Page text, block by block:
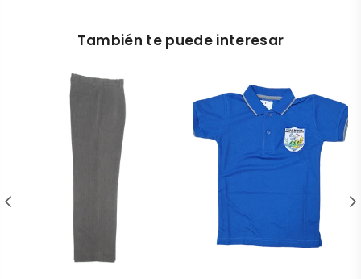
También te puede interesar